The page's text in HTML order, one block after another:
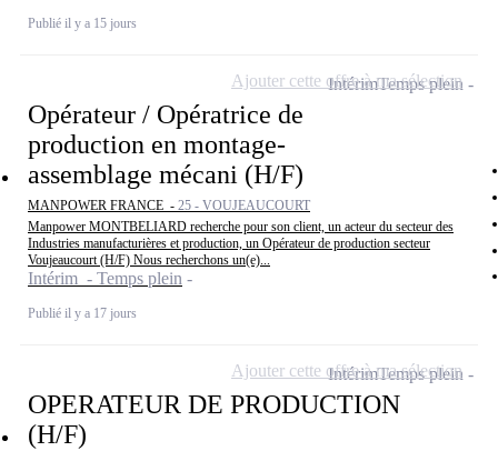
Publié il y a 15 jours
Opérateur / Opératrice de
production en montage-
assemblage mécani (H/F)
MANPOWER FRANCE - 25 - VOUJEAUCOURT
Manpower MONTBELIARD recherche pour son client, un acteur du secteur des
Industries manufacturières et production, un Opérateur de production secteur
Voujeaucourt (H/F) Nous recherchons un(e)...
Intérim - Temps plein
Publié il y a 17 jours
IntérimTemps plein
Ajouter cette offre à ma sélection
OPERATEUR DE PRODUCTION
(H/F)
IntérimTemps plein
Ajouter cette offre à ma sélection